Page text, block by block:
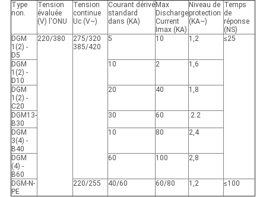
Type
non.
Tension
évaluée
(V) l'ONU
Tension
continue
Uc (V~)
Courant dérivé
standard
dans (KA)
Max
Discharge
Current
Imax (KA)
Niveau de
protection
(KA~)
Temps
de
réponse
(NS)
DGM
1(2) -
D5
220/380
275/320
385/420
5 10 1,2 ≤25
DGM
1(2) -
D10
10 2 1,6
DGM
1(2) -
C20
20 40 1,8
DGM13-
B30
30 60 .2.2
DGM
3(4) -
B40
10 80 2,4
DGM
(4) -
B60
60 100 2,8
DGM-N-
PE
220/255 40/60 60/80 1,2 ≤100